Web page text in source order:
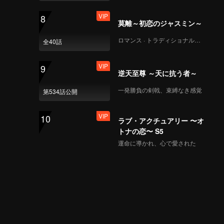
8
全40話
VIP
莫離～初恋のジャスミン～
ロマンス · トラディショナル・コスチューム
9
第534話公開
VIP
逆天至尊 ～天に抗う者～
一発勝負の剣戟、束縛なき感覚
10 VIP
ラブ・アクチュアリー 〜オ
トナの恋〜 S5
運命に導かれ、心で愛された